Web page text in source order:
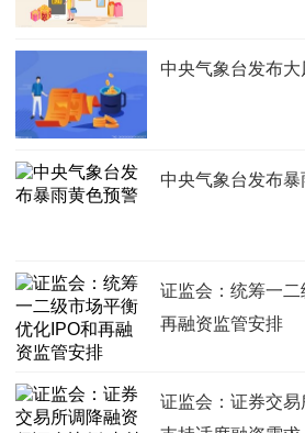
中央气象台发布
中央气象台发布
证监会：统筹一
再融资监管安排
证监会：证券交